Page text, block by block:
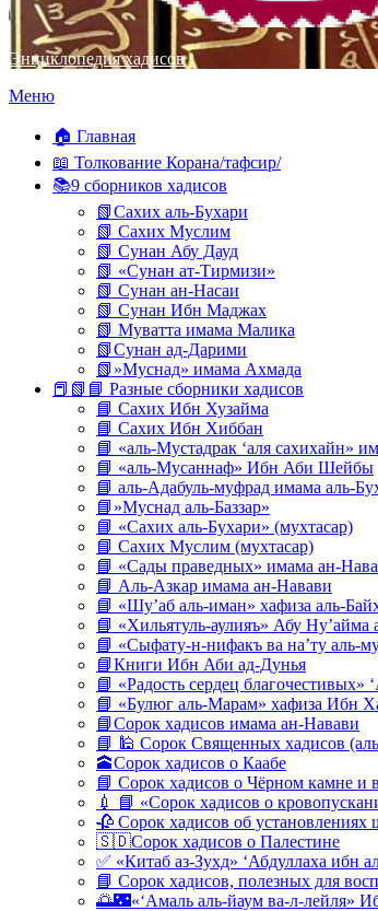
Энциклопедия хадисов
Перейти
содержимому
Меню
🏠 Главная
📖 Толкование Корана/тафсир/
📚9 сборников хадисов
📗Сахих аль-Бухари
📗 Сахих Муслим
📗 Сунан Абу Дауд
📗 «Сунан ат-Тирмизи»
📗 Сунан ан-Насаи
📗 Сунан Ибн Маджах
📗 Муватта имама Малика
📗Сунан ад-Дарими
📗»Муснад» имама Ахмада
📕📗📘 Разные сборники хадисов
📘 Сахих Ибн Хузайма
📘 Сахих Ибн Хиббан
📘 «аль-Мустадрак ‘аля сахихайн»
📘 «аль-Мусаннаф» Ибн Аби Шейбы
📘 аль-Адабуль-муфрад имама аль-
📘»Муснад аль-Баззар»
📘 «Сахих аль-Бухари» (мухтасар)
📘 Сахих Муслим (мухтасар)
📘 «Сады праведных» имама ан-
📘 Аль-Азкар имама ан-Навави
📘 «Шу’аб аль-иман» хафиза аль-
📘 «Хильятуль-аулияъ» Абу Ну’айма
📘 «Сыфату-н-нифакъ ва на’ту аль-
📘Книги Ибн Аби ад-Дунья
📘 «Радость сердец
📘 «Булюг аль-Марам» хафиза Ибн
📘Сорок хадисов имама ан-Навави
📘 🕌 Сорок Священных хадисов
🕋Сорок хадисов о Каабе
📘 Сорок хадисов о Чёрном камне и
💉 📘 «Сорок хадисов о
🥀 Сорок хадисов об
🇸🇩Сорок хадисов о Палестине
✅ «Китаб аз-Зухд» ‘Абдуллаха ибн
📘 Сорок хадисов, полезных для
🌅🌃«‘Амаль аль-йаум ва-л-лейля»